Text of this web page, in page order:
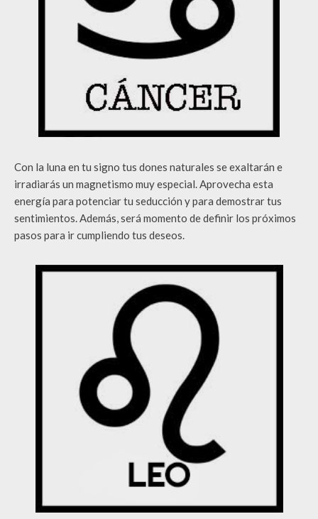
Con la luna en tu signo tus dones naturales se exaltarán e
irradiarás un magnetismo muy especial. Aprovecha esta
energía para potenciar tu seducción y para demostrar tus
sentimientos. Además, será momento de definir los próximos
pasos para ir cumpliendo tus deseos.